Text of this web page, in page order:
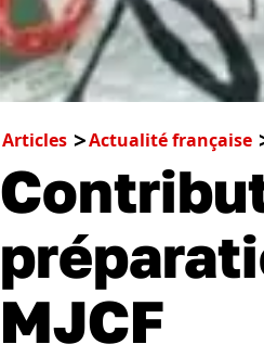
Articles Actualité française
MJCF